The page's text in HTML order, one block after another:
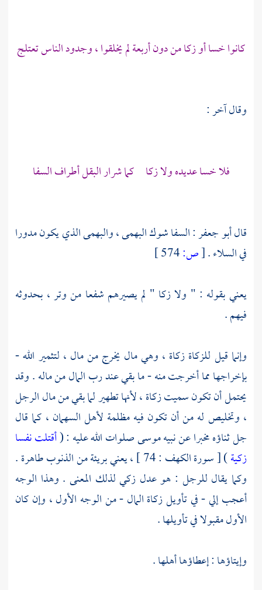
كانوا خسا أو زكا من دون أربعة لم يخلقوا ، وجدود الناس تعتلج
وقال آخر :
فلا خسا عديده ولا زكا كما شرار البقل أطراف السفا
قالأبو جعفر :السفا شوك البهمى ، والبهمى الذي يكون مدورا
في السلاء .[ص:
يعني بقوله : " ولا زكا " لم يصيرهم شفعا من وتر ، بحدوثه
فيهم .
وإنما قيل للزكاة زكاة ، وهي مال يخرج من مال ، لتثمير الله -
بإخراجها مما أخرجت منه - ما بقي عند رب المال من ماله . وقد
يحتمل أن تكون سميت زكاة ، لأنها تطهير لما بقي من مال الرجل
، وتخليص له من أن تكون فيه مظلمة لأهل السهمان ، كما قال
جل ثناؤه مخبرا عن نبيهموسىصلوات الله عليه : (أقتلت نفسا
زكية
) [ سورة الكهف : 74 ] ، يعني بريئة من الذنوب طاهرة .
وكما يقال للرجل : هو عدل زكي لذلك المعنى . وهذا الوجه
أعجب إلي - في تأويل زكاة المال - من الوجه الأول ، وإن كان
الأول مقبولا في تأويلها .
وإيتاؤها : إعطاؤها أهلها .